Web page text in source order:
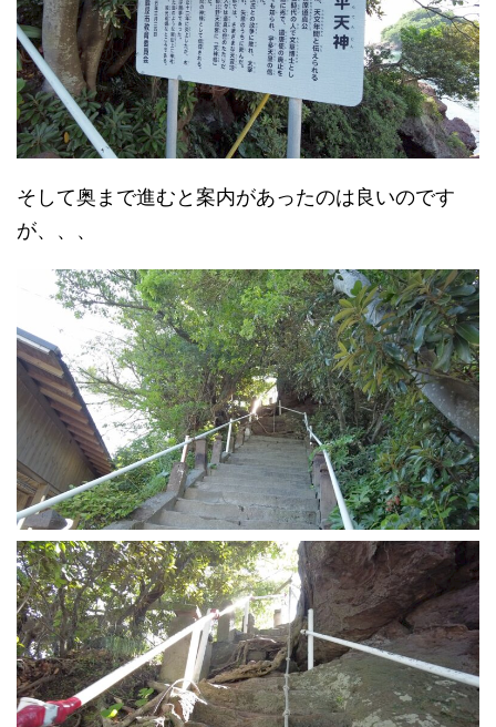
そして奥まで進むと案内があったのは良いのです
が、、、